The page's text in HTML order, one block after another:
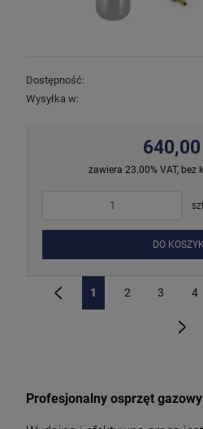
Dostępność:
Wysyłka w:
640,00
zawiera 23.00% VAT, bez
DO
1 2 3 4
Profesjonalny osprzęt